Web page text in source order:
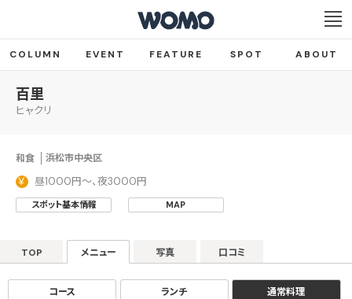
COLUMN EVENT FEATURE SPOT ABOUT
百里
ヒャクリ
和食 浜松市中央区
昼1000円～、夜3000円
スポット基本情報 MAP
TOP メニュー 写真 口コミ
コース ランチ 通常料理